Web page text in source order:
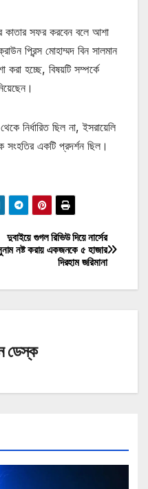
কাতার সফর করবেন বলে আশা
প্রিন্স মোহাম্মদ বিন সালমান
হচ্ছে, বিষয়টি সম্পর্কে
নির্ধারিত ছিল না, ইসরায়েলি
সংহতির একটি প্রদর্শন ছিল।
দুবাইয়ে গুগল রিভিউ দিয়ে নার্সের
নষ্ট করায় একজনকে ৫ হাজার
দিরহাম জরিমানা
ডেস্ক